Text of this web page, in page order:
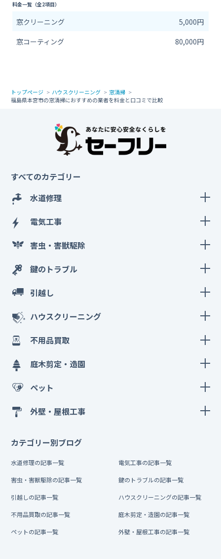
料金一覧（全2項目）
窓クリーニング
5,000円
窓コーティング
80,000円
トップページ ハウスクリーニング
窓清掃
福島県本宮市の窓清掃におすすめの業者を料金と口コミで比較
すべてのカテゴリー
水道修理
電気工事
害虫・害獣駆除
鍵のトラブル
引越し
ハウスクリーニング
不用品買取
庭木剪定・造園
ペット
外壁・屋根工事
カテゴリー別ブログ
水道修理の記事一覧 電気工事の記事一覧
害虫・害獣駆除の記事一覧 鍵のトラブルの記事一覧
引越しの記事一覧 ハウスクリーニングの記事一覧
不用品買取の記事一覧 庭木剪定・造園の記事一覧
ペットの記事一覧 外壁・屋根工事の記事一覧